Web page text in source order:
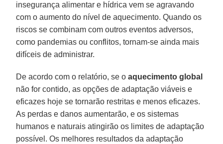
insegurança alimentar e hídrica vem se agravando
com o aumento do nível de aquecimento. Quando os
riscos se combinam com outros eventos adversos,
como pandemias ou conflitos, tornam-se ainda mais
difíceis de administrar.
De acordo com o relatório, se oaquecimento global
não for contido, as opções de adaptação viáveis e
eficazes hoje se tornarão restritas e menos eficazes.
As perdas e danos aumentarão, e os sistemas
humanos e naturais atingirão os limites de adaptação
possível. Os melhores resultados da adaptação